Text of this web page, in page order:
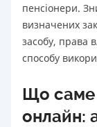
пенсіонери.
визначених
засобу, права
способу
Що саме
онлайн: